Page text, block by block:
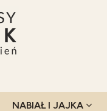
NABIAŁ I JAJKA